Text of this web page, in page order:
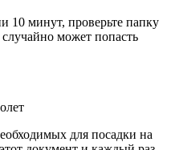
10 минут, проверьте папку
может попасть
для посадки на